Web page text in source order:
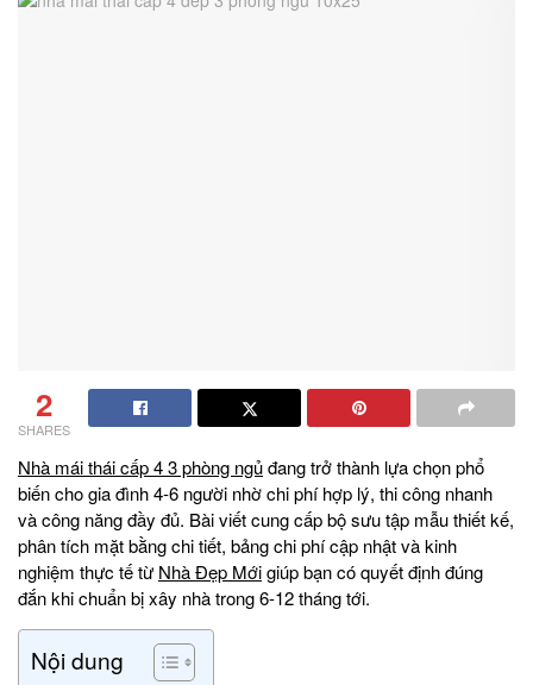
2
SHARES
Nhà mái thái cấp 4 3 phòng ngủđang trở thành lựa chọn phổ
biến cho gia đình 4-6 người nhờ chi phí hợp lý, thi công nhanh
và công năng đầy đủ. Bài viết cung cấp bộ sưu tập mẫu thiết kế,
phân tích mặt bằng chi tiết, bảng chi phí cập nhật và kinh
nghiệm thực tế từ Nhà Đẹp Mớigiúp bạn có quyết định đúng
đắn khi chuẩn bị xây nhà trong 6-12 tháng tới.
Nội dung